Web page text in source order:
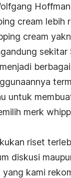
cream lebih
cream
sekitar
untuk
merk
riset
diskusi
kami